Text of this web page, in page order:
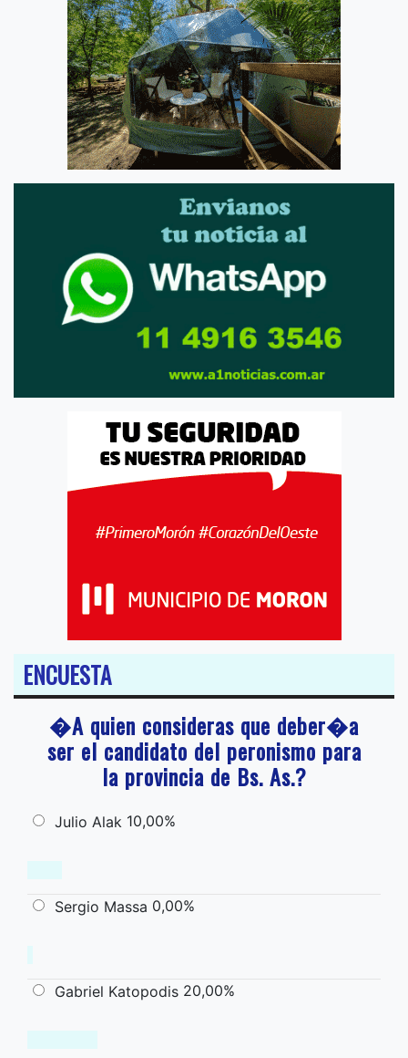
ENCUESTA
�A quien consideras que deber�a
ser el candidato del peronismo para
la provincia de Bs. As.?
Julio Alak 10,00%
Sergio Massa 0,00%
Gabriel Katopodis 20,00%